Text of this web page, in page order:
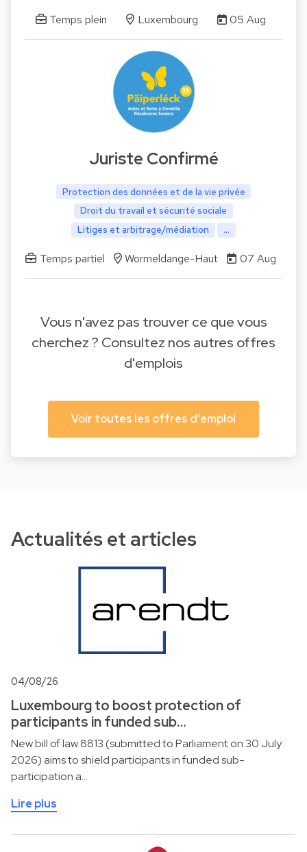
Temps plein Luxembourg 05 Aug
Juriste Confirmé
Protection des données et de la vie privée
Droit du travail et sécurité sociale
Litiges et arbitrage/médiation
...
Temps partiel Wormeldange-Haut 07 Aug
Vous n'avez pas trouver ce que vous
cherchez ? Consultez nos autres offres
d'emplois
Voir toutes les offres d'emploi
Actualités et articles
04/08/26
Luxembourg to boost protection of
participants in funded sub…
New bill of law 8813 (submitted to Parliament on 30 July
2026) aims to shield participants in funded sub-
participation a…
Lire plus